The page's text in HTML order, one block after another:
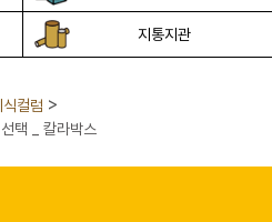
지통지관
컬럼
택 _ 칼라박스